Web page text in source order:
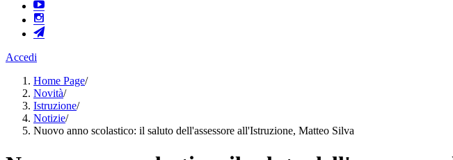
Accedi
Home Page/
Novità/
Istruzione/
Notizie/
Nuovo anno scolastico: il saluto dell'assessore all'Istruzione, Matteo Silva